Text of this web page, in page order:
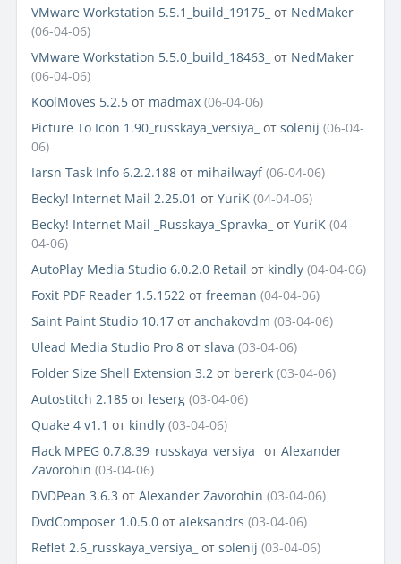
VMware Workstation 5.5.1_build_19175_ от NedMaker
(06-04-06)
VMware Workstation 5.5.0_build_18463_ от NedMaker
(06-04-06)
KoolMoves 5.2.5 от madmax (06-04-06)
Picture To Icon 1.90_russkaya_versiya_ от solenij (06-04-
06)
Iarsn Task Info 6.2.2.188 от mihailwayf (06-04-06)
Becky! Internet Mail 2.25.01 от YuriK (04-04-06)
Becky! Internet Mail _Russkaya_Spravka_ от YuriK (04-
04-06)
AutoPlay Media Studio 6.0.2.0 Retail от kindly (04-04-06)
Foxit PDF Reader 1.5.1522 от freeman (04-04-06)
Saint Paint Studio 10.17 от anchakovdm (03-04-06)
Ulead Media Studio Pro 8 от slava (03-04-06)
Folder Size Shell Extension 3.2 от bererk (03-04-06)
Autostitch 2.185 от leserg (03-04-06)
Quake 4 v1.1 от kindly (03-04-06)
Flack MPEG 0.7.8.39_russkaya_versiya_ от Alexander
Zavorohin (03-04-06)
DVDPean 3.6.3 от Alexander Zavorohin (03-04-06)
DvdComposer 1.0.5.0 от aleksandrs (03-04-06)
Reflet 2.6_russkaya_versiya_ от solenij (03-04-06)